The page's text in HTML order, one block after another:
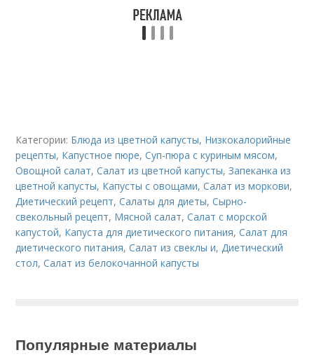
Категории: Блюда из цветной капусты, Низкокалорийные
рецепты, Капустное пюре,Суп-пюра с куриным мясом,
Овощной салат,Салат из цветной капусты,Запеканка из
цветной капусты, Капусты с овощами,Салат из моркови,
Диетический рецепт,Салаты для диеты,Сырно-
свекольный рецепт, Мясной салат,Салат с морской
капустой, Капуста для диетического питания,Салат для
диетического питания,Салат из свеклы и,Диетический
стол,Салат из белокочанной капусты
Популярные материалы